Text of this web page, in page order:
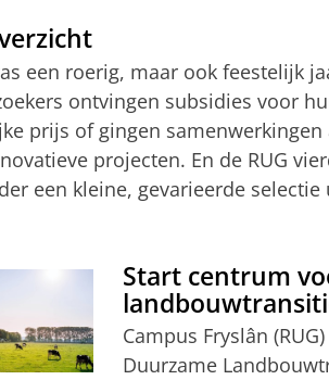
een roerig, maar ook feestelijk
ontvingen subsidies voor
prijs of gingen
projecten. En de RUG
een kleine, gevarieerde
Start centrum
Campus Fryslân
Duurzame